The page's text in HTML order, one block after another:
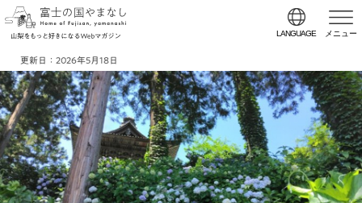
LANGUAGE メニュー
更新日： 2026年5月18日